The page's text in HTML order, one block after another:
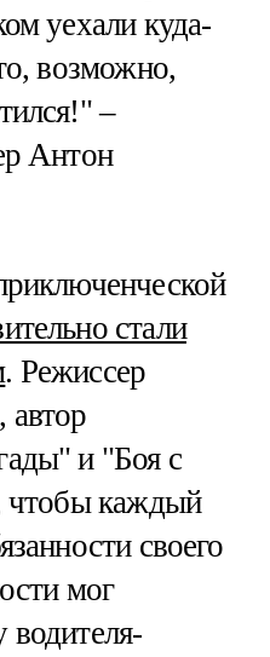
уехали куда-
возможно,
–
Антон
стали
. Режиссер
автор
и "Боя с
чтобы каждый
своего
мог
водителя-